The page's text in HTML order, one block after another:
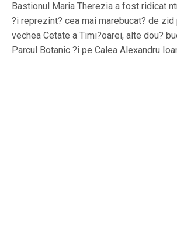
Bastionul Maria Therezia a fost ridicat
?i reprezint? cea mai marebucat? de zid
vechea Cetate a Timi?oarei, alte dou?
Parcul Botanic ?i pe Calea Alexandru